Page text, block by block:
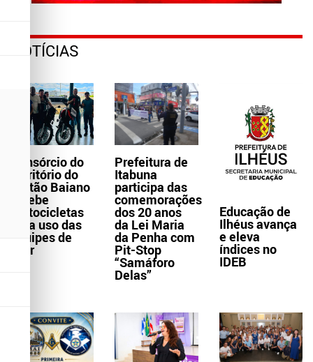
NOTÍCIAS
Consórcio do
Território do
Sertão Baiano
recebe
motocicletas
para uso das
equipes de
Ater
Prefeitura de
Itabuna
participa das
comemorações
dos 20 anos
da Lei Maria
da Penha com
Pit-Stop
“Samáforo
Delas”
Educação de
Ilhéus avança
e eleva
índices no
IDEB